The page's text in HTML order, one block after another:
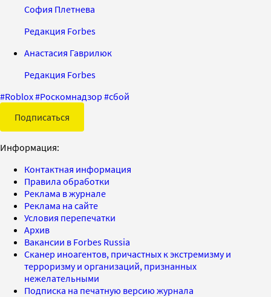
София Плетнева
Редакция Forbes
Анастасия Гаврилюк
Редакция Forbes
#Roblox#Роскомнадзор #сбой
Подписаться
Информация:
Контактная информация
Правила обработки
Реклама в журнале
Реклама на сайте
Условия перепечатки
Архив
Вакансии в Forbes Russia
Сканер иноагентов, причастных к экстремизму и
терроризму и организаций, признанных
нежелательными
Подписка на печатную версию журнала